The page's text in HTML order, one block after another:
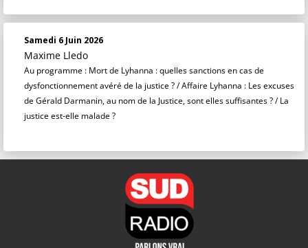
Samedi 6 Juin 2026
Maxime Lledo
Au programme : Mort de Lyhanna : quelles sanctions en cas de
dysfonctionnement avéré de la justice ? / Affaire Lyhanna : Les excuses
de Gérald Darmanin, au nom de la Justice, sont elles suffisantes ? / La
justice est-elle malade ?